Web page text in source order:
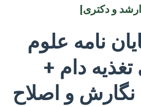
و دکتری]
نامه علوم
دام +
نگارش و اصلاح